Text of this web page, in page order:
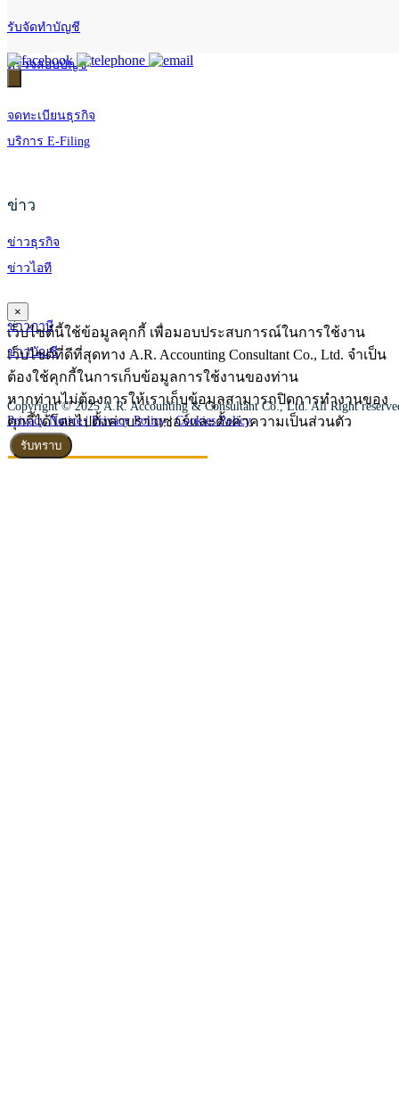
รับจัดทำบัญชี
ตรวจสอบบัญชี
จดทะเบียนธุรกิจ
บริการ E-Filing
ข่าว
ข่าวธุรกิจ
ข่าวไอที
ข่าวภาษี
ข่าวบัญชี
Copyright © 2025 A.R. Accounting & Consultant Co., Ltd. All Right
Privacy Notice | Privacy Policy|Cookies Policy
×
เว็บไซต์นี้ใช้ข้อมูลคุกกี้ เพื่อมอบประสบการณ์ในการใช้งาน
เว็บไซต์ที่ดีที่สุดทาง A.R. Accounting Consultant Co., Ltd. จำเป็น
ต้องใช้คุกกี้ในการเก็บข้อมูลการใช้งานของท่าน
หากท่านไม่ต้องการให้เราเก็บข้อมูลสามารถปิดการทำงานของ
คุกกี้ได้โดยไปตั้งค่าบราวเซอร์และตั้งค่าความเป็นส่วนตัว
รับทราบ